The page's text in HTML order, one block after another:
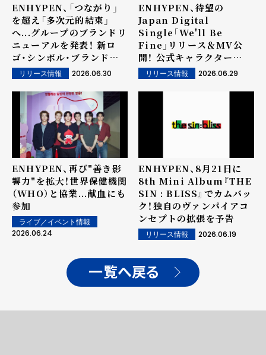
ENHYPEN、「つながり」
を超え「多次元的結束」
へ...グループのブランドリ
ニューアルを発表！ 新ロ
ゴ・シンボル・ブランドリ
ニューアルフィルムを公開
リリース情報 2026.06.30
ENHYPEN、待望の
Japan Digital
Single「We'll Be
Fine」リリース＆MV公
開！ 公式キャラクター
「ENCHIN」と日本を旅す
る映像世界に、メンバーの
思い出や理想を反映 メン
リリース情報 2026.06.29
ENHYPEN、再び"善き影
響力"を拡大！世界保健機関
（WHO）と協業...献血にも
参加
ライブ／イベント情報
2026.06.24
ENHYPEN、8月21日に
8th Mini Album『THE
SIN : BLISS』でカムバッ
ク！独自のヴァンパイアコ
ンセプトの拡張を予告
リリース情報 2026.06.19
一覧へ戻る